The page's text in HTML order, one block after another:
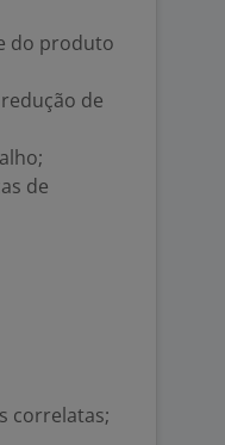
do produto
de
de
correlatas;